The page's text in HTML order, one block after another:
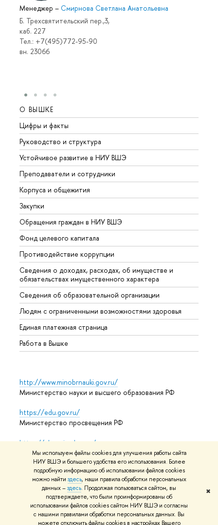
Мы используем файлы cookies для улучшения работы сайта
НИУ ВШЭ и большего удобства его использования. Более
подробную информацию об использовании файлов cookies
можно найти здесь, наши правила обработки персональных
данных –здесь. Продолжая пользоваться сайтом, вы
подтверждаете, что были проинформированы об
использовании файлов cookies сайтом НИУ ВШЭ и согласны
с нашими правилами обработки персональных данных. Вы
можете отключить файлы cookies в настройках Вашего
✖
Менеджер – Смирнова Светлана Анатольевна
Б. Трехсвятительский пер.,3,
каб. 227
Тел.: +7(495)772-95-90
вн. 23066
О ВЫШКЕ
Цифры и факты
Руководство и структура
Устойчивое развитие в НИУ ВШЭ
Преподаватели и сотрудники
Корпуса и общежития
Закупки
Обращения граждан в НИУ ВШЭ
Фонд целевого капитала
Противодействие коррупции
Сведения о доходах, расходах, об имуществе и
обязательствах имущественного характера
Сведения об образовательной организации
Людям с ограниченными возможностями здоровья
Единая платежная страница
Работа в Вышке
http://www.minobrnauki.gov.ru/
Министерство науки и высшего образования РФ
https://edu.gov.ru/
Министерство просвещения РФ
https://elearning.hse.ru/mooc
Массовые открытые онлайн-курсы
© НИУ ВШЭ 1993–2026 Адреса и контактыУсловия
использования материаловПолитика конфиденциальности
Карта сайта